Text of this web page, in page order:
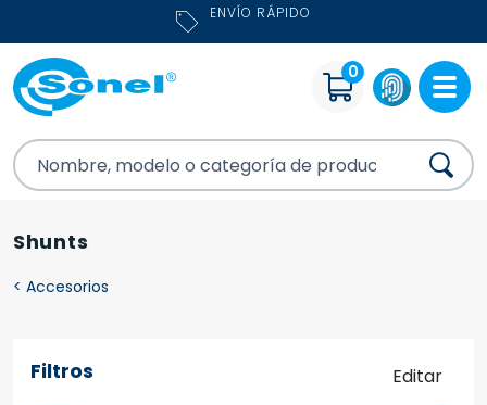
ENVÍO RÁPIDO
0
Shunts
< Accesorios
Filtros Editar